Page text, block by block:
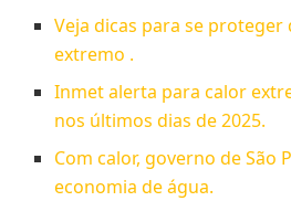
Veja dicas para se proteger
extremo .
Inmet alerta para calor
nos últimos dias de 2025.
Com calor, governo de São
economia de água.